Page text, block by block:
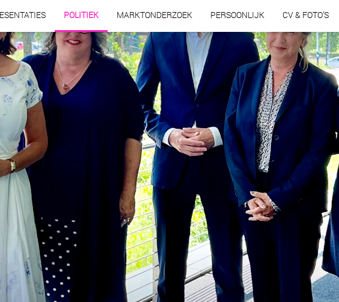
POLITIEK MARKTONDERZOEK PERSOONLIJK CV & FOTO’S